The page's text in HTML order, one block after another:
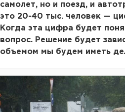
самолет, но и поезд, и
это 20-40 тыс. человек —
Когда эта цифра будет
вопрос. Решение будет
объемом мы будем иметь